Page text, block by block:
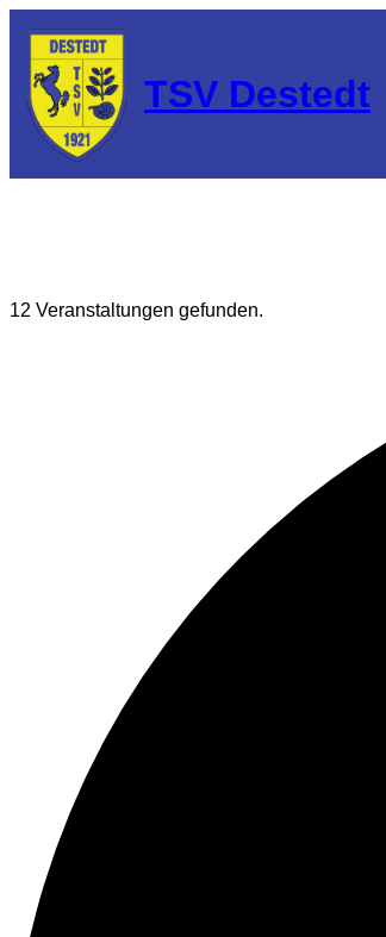
TSV Destedt
12 Veranstaltungen gefunden.